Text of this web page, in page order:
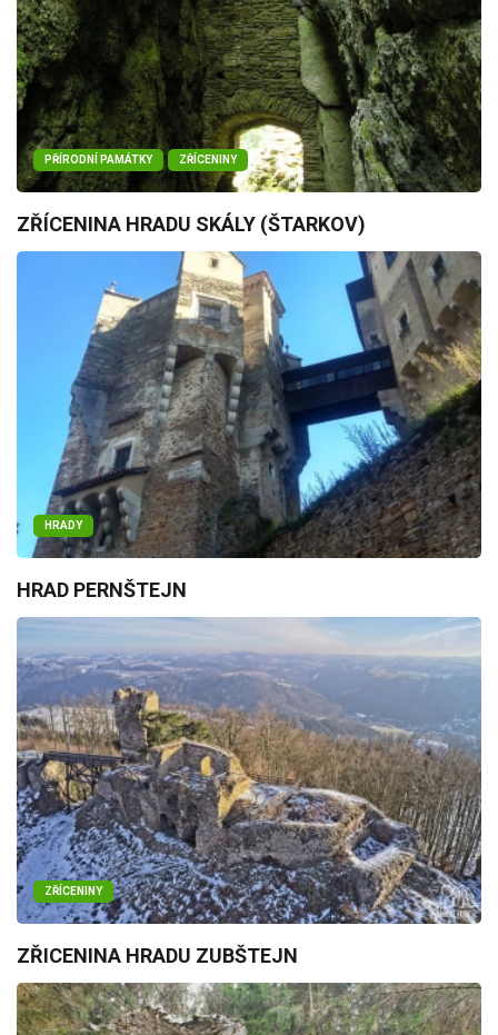
PŘÍRODNÍ PAMÁTKY ZŘÍCENINY
ZŘÍCENINA HRADU SKÁLY (ŠTARKOV)
HRADY
HRAD PERNŠTEJN
ZŘÍCENINY
ZŘICENINA HRADU ZUBŠTEJN